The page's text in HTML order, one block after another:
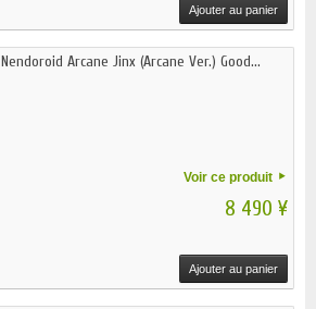
Ajouter au panier
Nendoroid Arcane Jinx (Arcane Ver.) Good...
Voir ce produit
8 490 ¥
Ajouter au panier